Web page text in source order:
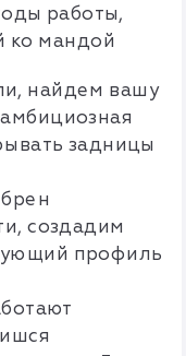
работы,
ко мандой
найдем вашу
задницы
создадим
профиль